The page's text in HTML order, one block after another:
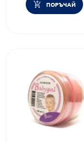
ПОРЪЧАЙ